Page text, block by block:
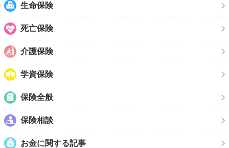
生命保険
死亡保険
介護保険
学資保険
保険全般
保険相談
お金に関する記事